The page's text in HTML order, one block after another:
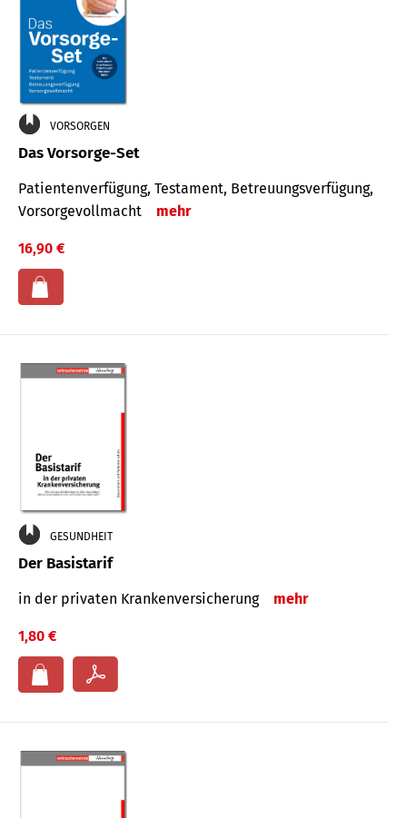
VORSORGEN
Das Vorsorge-Set
Patienten­ver­fügung, Testa­ment, Be­treuungs­verfü­gung,
Vor­sorge­voll­macht
mehr
16,90 €
GESUNDHEIT
Der Basistarif
in der privaten Kran­ken­ver­siche­rung mehr
1,80 €